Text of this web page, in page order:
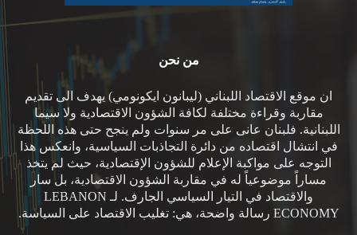
من نحن
ان موقع الاقتصاد اللبناني (ليبانون ايكونومي) يهدف الى تقديم
مقاربة وقراءة مختلفة لكافة الشؤون الاقتصادية ولا سيما
اللبنانية. فلبنان عانى على مر سنوات ولم ينجح حتى هذه اللحظة
في انتشال اقتصاده من دائرة التجاذبات السياسية، وانعكس هذا
التوجه على مواكبة الإعلام للشؤون الإقتصادية، حيث لم يتخذ
مساراً موضوعياً له في مقاربة الشؤون الاقتصادية، بل سار
والاقتصاد في التيار السياسي الجارف. لـ LEBANON
ECONOMY رسالة واضحة، هي: تغليب الاقتصاد على السياسة.